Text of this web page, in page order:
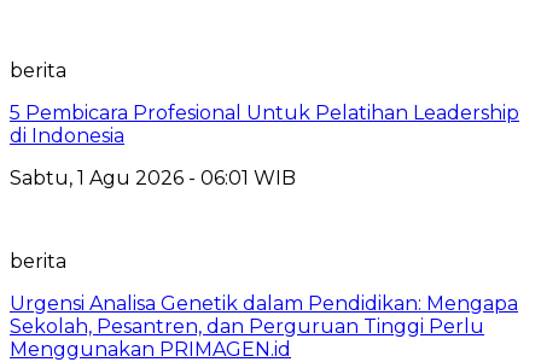
berita
5 Pembicara Profesional Untuk Pelatihan Leadership
di Indonesia
Sabtu, 1 Agu 2026 - 06:01 WIB
berita
Urgensi Analisa Genetik dalam Pendidikan: Mengapa
Sekolah, Pesantren, dan Perguruan Tinggi Perlu
Menggunakan PRIMAGEN.id